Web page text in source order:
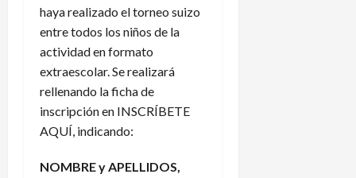
haya realizado el torneo suizo
entre todos los niños de la
actividad en formato
extraescolar. Se realizará
rellenando la ficha de
inscripción en INSCRÍBETE
AQUÍ, indicando:
NOMBRE y APELLIDOS,